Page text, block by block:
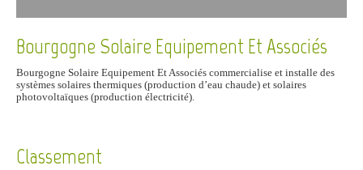
Bourgogne Solaire Equipement Et Associés
Bourgogne Solaire Equipement Et Associés commercialise et installe des
systèmes solaires thermiques (production d’eau chaude) et solaires
photovoltaïques (production électricité).
Classement